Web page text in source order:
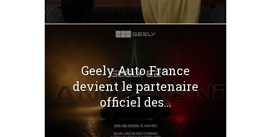
Geely Auto France
devient le partenaire
officiel des...